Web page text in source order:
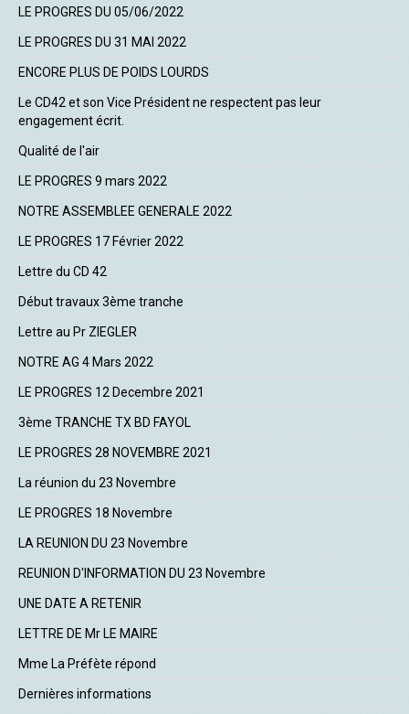
LE PROGRES DU 05/06/2022
LE PROGRES DU 31 MAI 2022
ENCORE PLUS DE POIDS LOURDS
Le CD42 et son Vice Président ne respectent pas leur
engagement écrit.
Qualité de l'air
LE PROGRES 9 mars 2022
NOTRE ASSEMBLEE GENERALE 2022
LE PROGRES 17 Février 2022
Lettre du CD 42
Début travaux 3ème tranche
Lettre au Pr ZIEGLER
NOTRE AG 4 Mars 2022
LE PROGRES 12 Decembre 2021
3ème TRANCHE TX BD FAYOL
LE PROGRES 28 NOVEMBRE 2021
La réunion du 23 Novembre
LE PROGRES 18 Novembre
LA REUNION DU 23 Novembre
REUNION D'INFORMATION DU 23 Novembre
UNE DATE A RETENIR
LETTRE DE Mr LE MAIRE
Mme La Préfète répond
Dernières informations